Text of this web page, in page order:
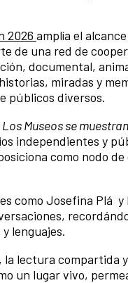
2026 amplía el
de una red de
documental,
miradas y
públicos diversos.
Los Museos se muestran
independientes y
como nodo
como Josefina Plá
lenguajes.
lectura compartida
un lugar vivo,